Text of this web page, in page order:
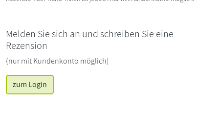
Melden Sie sich an und schreiben Sie eine
Rezension
(nur mit Kundenkonto möglich)
zum Login